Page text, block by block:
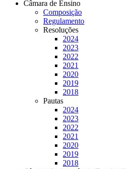
Câmara de Ensino
Composição
Regulamento
Resoluções
2024
2023
2022
2021
2020
2019
2018
Pautas
2024
2023
2022
2021
2020
2019
2018